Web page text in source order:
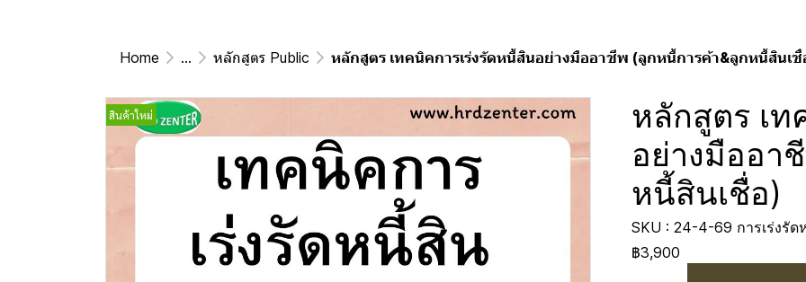
Home ... หลักสูตร Public หลักสูตร เทคนิคการเร่งรัดหนี้สินอย่างมืออาชีพ (ลูกหนี้การค้า&ลูกหนี้สินเ
สินค้าใหม่
หลักสูตร เท
อย่างมืออา
หนี้สินเชื่อ)
SKU : 24-4-69 การเร่งรั
฿3,900